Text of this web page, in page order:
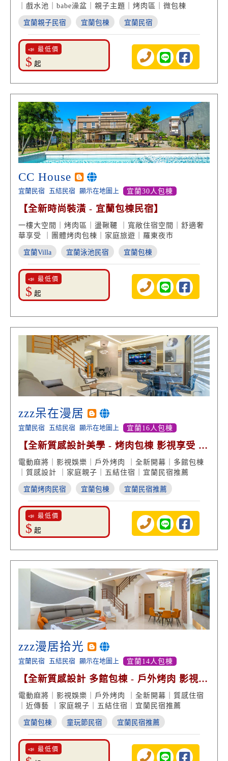
｜戲水池｜babe澡盆｜親子主題｜烤肉區｜微包棟
宜蘭親子民宿 宜蘭包棟 宜蘭民宿
📣 最低價
$ 起
CC House
宜蘭民宿 五結民宿 顯示在地圖上 宜蘭30人包棟
【全新時尚裝潢 - 宜蘭包棟民宿】
一樓大空間｜烤肉區｜盪鞦韆 ｜寬敞住宿空間｜舒適奢
華享受 ｜團體烤肉包棟｜家庭旅遊｜羅東夜市
宜蘭Villa 宜蘭泳池民宿 宜蘭包棟
📣 最低價
$ 起
zzz呆在漫居
宜蘭民宿 五結民宿 顯示在地圖上 宜蘭16人包棟
【全新質感設計美學 - 烤肉包棟 影視享受 品
味渡假】
電動麻將｜影視娛樂｜戶外烤肉 ｜全新開幕｜多館包棟
｜質感設計 ｜家庭親子｜五結住宿｜宜蘭民宿推薦
宜蘭烤肉民宿 宜蘭包棟 宜蘭民宿推薦
📣 最低價
$ 起
zzz漫居拾光
宜蘭民宿 五結民宿 顯示在地圖上 宜蘭14人包棟
【全新質感設計 多館包棟 - 戶外烤肉 影視娛
樂 近傳藝】
電動麻將｜影視娛樂｜戶外烤肉 ｜全新開幕｜質感住宿
｜近傳藝 ｜家庭親子｜五結住宿｜宜蘭民宿推薦
宜蘭包棟 童玩節民宿 宜蘭民宿推薦
📣 最低價